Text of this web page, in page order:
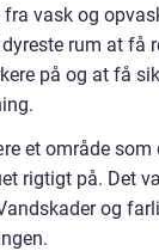
vask og
rum at få
på og at få
et område som
rigtigt på. Det
og